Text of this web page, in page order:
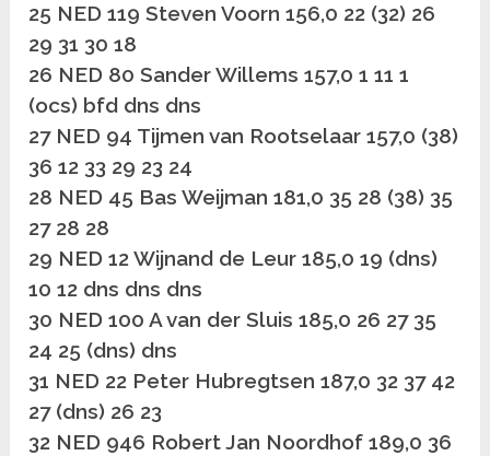
25 NED 119 Steven Voorn 156,0 22 (32) 26
29 31 30 18
26 NED 80 Sander Willems 157,0 1 11 1
(ocs) bfd dns dns
27 NED 94 Tijmen van Rootselaar 157,0 (38)
36 12 33 29 23 24
28 NED 45 Bas Weijman 181,0 35 28 (38) 35
27 28 28
29 NED 12 Wijnand de Leur 185,0 19 (dns)
10 12 dns dns dns
30 NED 100 A van der Sluis 185,0 26 27 35
24 25 (dns) dns
31 NED 22 Peter Hubregtsen 187,0 32 37 42
27 (dns) 26 23
32 NED 946 Robert Jan Noordhof 189,0 36